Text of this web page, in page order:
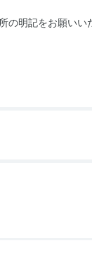
の明記をお願いい